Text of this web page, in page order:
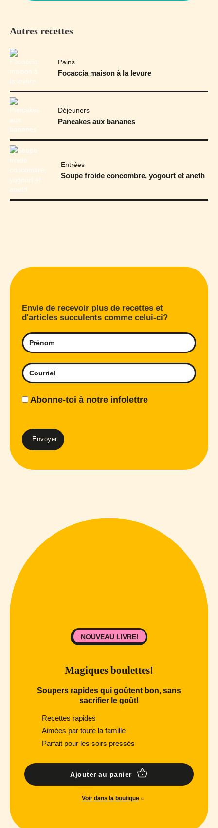
Autres recettes
Pains
Focaccia maison à la levure
Déjeuners
Pancakes aux bananes
Entrées
Soupe froide concombre, yogourt et aneth
Envie de recevoir plus de recettes et
d'articles succulents comme celui-ci?
Abonne-toi à notre infolettre
Magiques boulettes!
Soupers rapides qui goûtent bon, sans
sacrifier le goût!
Recettes rapides
Aimées par toute la famille
Parfait pour les soirs pressés
Ajouter au panier
Voir dans la boutique
NOUVEAU LIVRE!